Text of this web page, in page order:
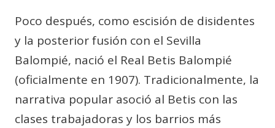
Poco después, como escisión de disidentes
y la posterior fusión con el Sevilla
Balompié, nació el Real Betis Balompié
(oficialmente en 1907). Tradicionalmente, la
narrativa popular asoció al Betis con las
clases trabajadoras y los barrios más